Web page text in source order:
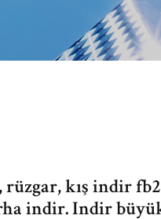
rüzgar, kış indir
indir. Indir